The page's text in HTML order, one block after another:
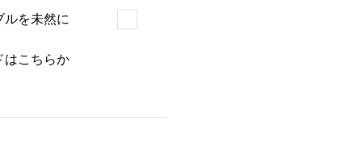
を未然に
はこちらか